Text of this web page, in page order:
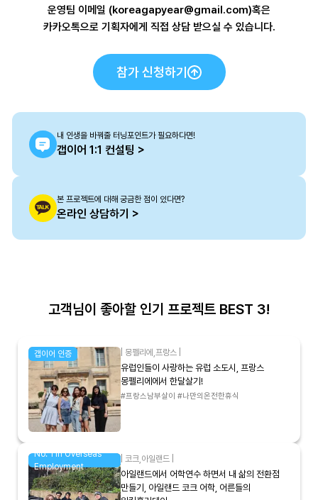
운영팀 이메일 (koreagapyear@gmail.com)혹은
카카오톡으로 기획자에게 직접 상담 받으실 수 있습니다.
참가 신청하기
내 인생을 바꿔줄 터닝포인트가 필요하다면!
갭이어 1:1 컨설팅 >
본 프로젝트에 대해 궁금한 점이 있다면?
온라인 상담하기 >
고객님이 좋아할 인기 프로젝트 BEST 3!
갭이어 인증 몽펠리에 프랑스
유럽인들이 사랑하는 유럽 소도시, 프랑스
몽펠리에에서 한달살기!
#프랑스남부살이 #나만의온전한휴식
No. 1 in Overseas
Employment
코크 아일랜드
아일랜드에서 어학연수 하면서 내 삶의 전환점
만들기, 아일랜드 코크 어학, 어른들의